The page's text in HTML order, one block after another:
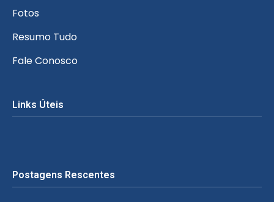
Fotos
Resumo Tudo
Fale Conosco
Links Úteis
Postagens Rescentes